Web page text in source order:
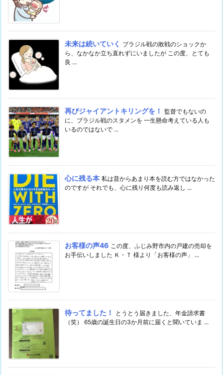
未来は続いていく ブラジル戦の敗戦のショックか
ら、なかなか立ち直れずにいましたが この度、とても
良 ...
再びジャイアントキリングを！
監督でもないの
に、ブラジル戦のスタメンを 一生懸命考えている人も
いるのではないで ...
心に残る本 私は昔からあまり本を読む方ではなかった
のですが それでも、心に残り何度も読み返し ...
お客様の声46 この度、ふじみ野市内の戸建の売却を
お手伝いしました Ｋ・Ｔ 様より「お客様の声」 ...
待ってました！
とうとう届きました、年金請求書
（笑） 65歳の誕生日の3か月前に届くと聞いていま ...